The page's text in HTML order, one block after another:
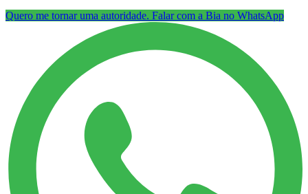
Quero me tornar uma autoridade. Falar com a Bia no WhatsApp